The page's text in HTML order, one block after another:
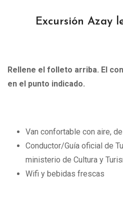
Excursión Azay
Rellene el folleto arriba. El
en el punto indicado.
Van confortable con aire,
Conductor/Guía oficial de
ministerio de Cultura y
Wifi y bebidas frescas